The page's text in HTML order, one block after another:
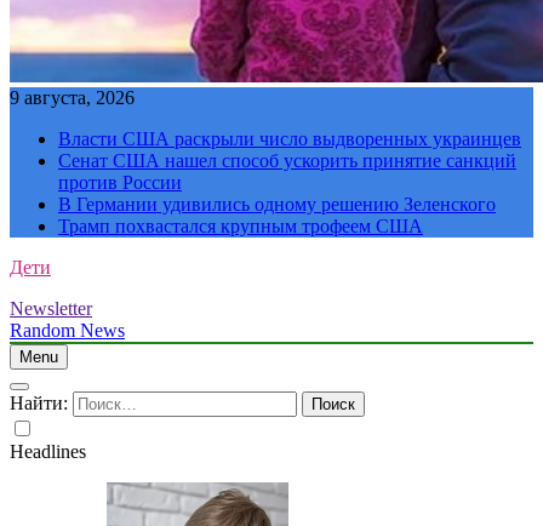
9 августа, 2026
Власти США раскрыли число выдворенных украинцев
Сенат США нашел способ ускорить принятие санкций
против России
В Германии удивились одному решению Зеленского
Трамп похвастался крупным трофеем США
Дети
Newsletter
Random News
Menu
Найти:
Headlines